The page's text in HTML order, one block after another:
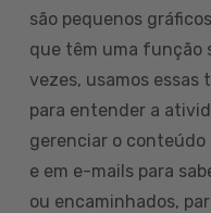
são pequenos
que têm uma função
vezes, usamos
para entender a
gerenciar o
e em e-mails para
ou encaminhados,